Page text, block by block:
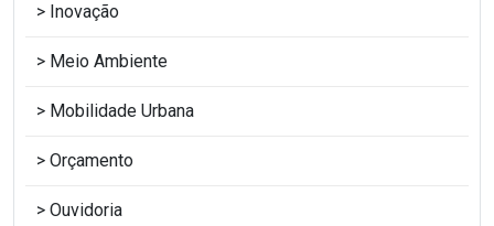
Inovação
Meio Ambiente
Mobilidade Urbana
Orçamento
Ouvidoria